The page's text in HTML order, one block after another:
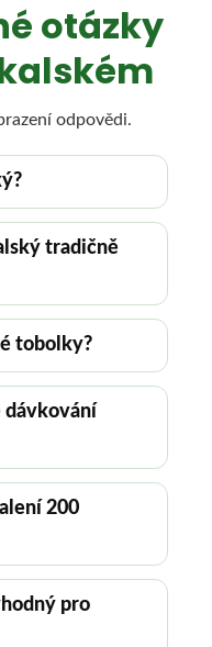
otázky
odpovědi.
tradičně
tobolky?
dávkování
200
pro